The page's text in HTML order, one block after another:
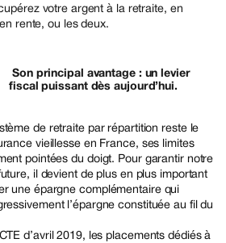
votre argent à la retraite, en
rente, ou les deux.
Son principal avantage : un levier
fiscal puissant dès aujourd’hui.
de retraite par répartition reste le
vieillesse en France, ses limites
pointées du doigt. Pour garantir notre
il devient de plus en plus important
une épargne complémentaire qui
l’épargne constituée au fil du
d’avril 2019, les placements dédiés à